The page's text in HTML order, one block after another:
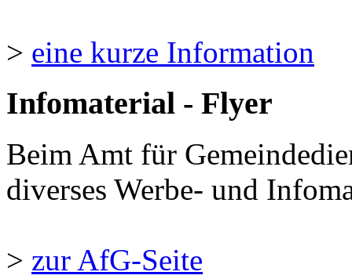
> eine kurze Information
Infomaterial - Flyer
Beim Amt für
diverses Werbe- und
> zur AfG-Seite